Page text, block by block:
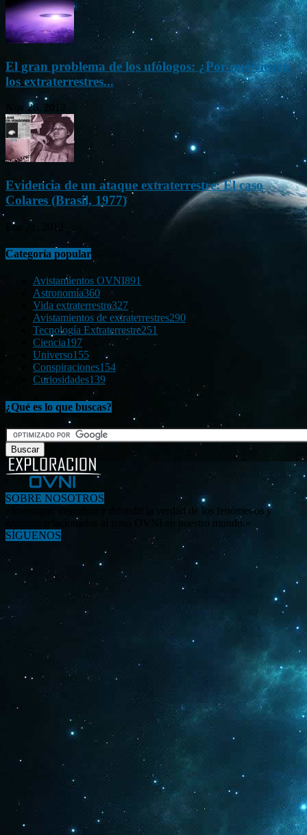
El gran problema de los ufólogos: ¿Por qué vienen
los extraterrestres...
Nov 26, 2012
Evidencia de un ataque extraterrestre: El caso
Colares (Brasil, 1977)
Ene 21, 2012
Categoría popular
Avistamientos OVNI891
Astronomía360
Vida extraterrestre327
Avistamientos de extraterrestres290
Tecnología Extraterrestre251
Ciencia197
Universo155
Conspiraciones154
Curiosidades139
¿Qué es lo que buscas?
SOBRE NOSOTROS
«Investigar, descubrir y difundir la verdad de los fenómenos y
enigmas relacionados al tema OVNI en nuestro mundo.»
SÍGUENOS